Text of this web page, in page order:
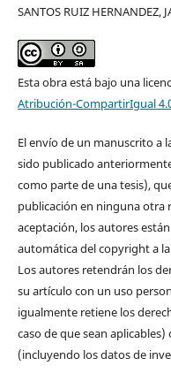
SANTOS RUIZ HERNANDEZ,
Esta obra está bajo una
Atribución-CompartirIgual
El envío de un manuscrito a
sido publicado
como parte de una tesis),
publicación en ninguna otra
aceptación, los autores
automática del copyright a
Los autores retendrán los
su artículo con un uso
igualmente retiene los
caso de que sean
(incluyendo los datos de